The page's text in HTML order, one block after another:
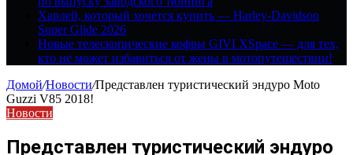
Харлей, который хочется купить — Harley-Davidson
Super Glide 2026
Новые телескопические кофры GIVI XSpace — для тех,
кто не может избавиться от жены в мотопутешествии!
Домой/Новости/Представлен туристический эндуро Moto
Guzzi V85 2018!
Новости
Представлен туристический эндуро